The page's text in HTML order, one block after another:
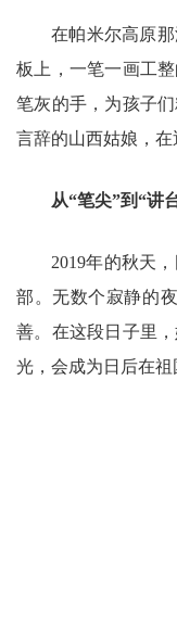
在帕米尔高原
板上，一笔一画工
笔灰的手，为孩子
言辞的山西姑娘，在
从“笔尖”到“讲
2019年的秋天
部。无数个寂静的
善。在这段日子里
光，会成为日后在祖